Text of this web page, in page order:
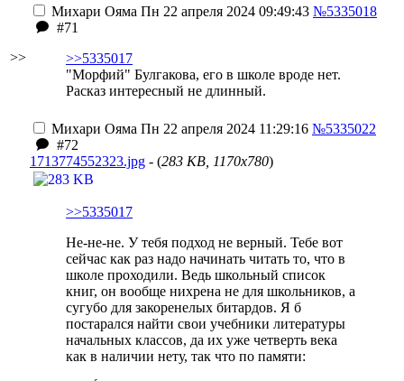
>>
Михари Ояма Пн 22 апреля 2024 09:49:43 №5335018
#71
>>5335017
"Морфий" Булгакова, его в школе вроде нет.
Расказ интересный не длинный.
Михари Ояма Пн 22 апреля 2024 11:29:16 №5335022
#72
1713774552323.jpg - (283 KB, 1170x780)
>>5335017
Не-не-не. У тебя подход не верный. Тебе вот
сейчас как раз надо начинать читать то, что в
школе проходили. Ведь школьный список
книг, он вообще нихрена не для школьников, а
сугубо для закоренелых битардов. Я б
постарался найти свои учебники литературы
начальных классов, да их уже четверть века
как в наличии нету, так что по памяти: